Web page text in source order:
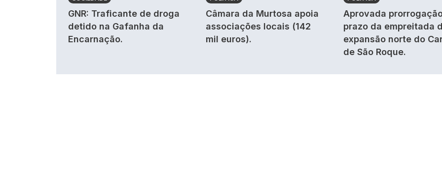
GNR: Traficante de droga
detido na Gafanha da
Encarnação.
Câmara da Murtosa apoia
associações locais (142
mil euros).
Aprovada
prazo da empreitada
expansão norte do
de São Roque.